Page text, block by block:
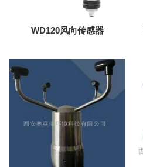
WD120风向传感器